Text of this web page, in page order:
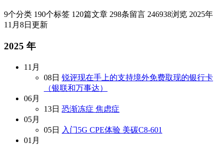
9个分类 190个标签 120篇文章 298条留言 246938浏览 2025年
11月8日 更新
2025 年
11月
08日 锐评现在手上的支持境外免费取现的银行卡
（银联和万事达）
06月
13日 恐渐冻症 焦虑症
05月
05日
入门5G CPE体验 美碳C8-601
01月